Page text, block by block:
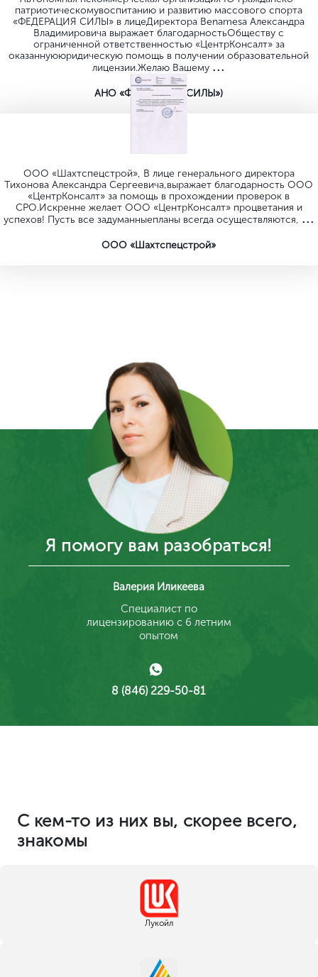
патриотическомувоспитанию и развитию массового спорта
«ФЕДЕРАЦИЯ СИЛЫ» в лицеДиректора Benamesa Александра
Владимировича выражает благодарностьОбществу с
ограниченной ответственностью «ЦентрКонсалт» за
оказаннуююридическую помощь в получении образовательной
лицензии.Желаю Вашему ...
AHO «ФЕДЕРАЦИЯ СИЛЫ»)
ООО «Шахтспецстрой», B лице генерального директора
Тихонова Александра Сергеевича,выражает благодарность ООО
«ЦентрКонсалт» за помощь в прохождении проверок в
СРО.Искренне желает ООО «ЦентрКонсалт» процветания и
успехов! Пусть все задуманныепланы всегда осуществляются, ...
ООО «Шахтспецстрой»
Я помогу вам разобраться!
Валерия Иликеева
Специалист по
лицензированию с 6 летним
опытом
8 (846) 229-50-81
С кем-то из них вы, скорее всего,
знакомы
Лукойл